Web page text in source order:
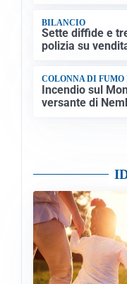
BILANCIO
Sette diffide e
polizia su
COLONNA DI
Incendio sul
versante di